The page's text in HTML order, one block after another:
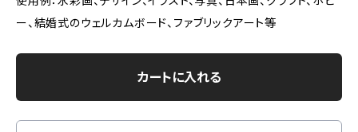
ー、結婚式のウェルカムボード、ファブリックアート等
カートに入れる